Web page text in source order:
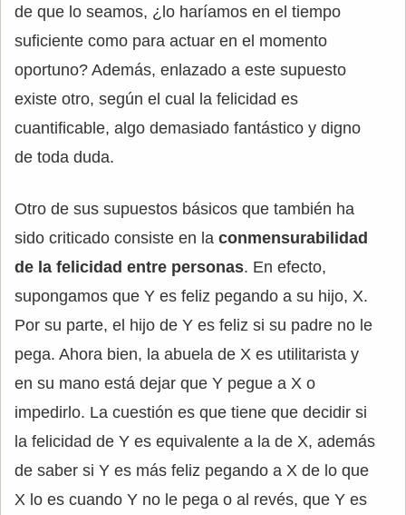
de que lo seamos, ¿lo haríamos en el tiempo
suficiente como para actuar en el momento
oportuno? Además, enlazado a este supuesto
existe otro, según el cual la felicidad es
cuantificable, algo demasiado fantástico y digno
de toda duda.
Otro de sus supuestos básicos que también ha
sido criticado consiste en la conmensurabilidad
de la felicidad entre personas. En efecto,
supongamos que Y es feliz pegando a su hijo, X.
Por su parte, el hijo de Y es feliz si su padre no le
pega. Ahora bien, la abuela de X es utilitarista y
en su mano está dejar que Y pegue a X o
impedirlo. La cuestión es que tiene que decidir si
la felicidad de Y es equivalente a la de X, además
de saber si Y es más feliz pegando a X de lo que
X lo es cuando Y no le pega o al revés, que Y es